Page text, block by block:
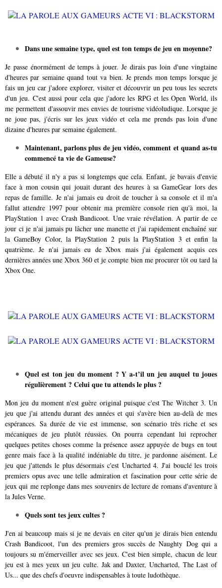
Dans une semaine type, quel est ton temps de jeu en moyenne?
Je passe énormément de temps à jouer. Je dirais pas loin d'une vingtaine
d'heures par semaine quand tout va bien. Je prends mon temps lorsque je
fais un jeu car j'adore explorer, visiter et découvrir un peu tous les secrets
d'un jeu. C'est aussi pour cela que j'adore les RPG et les Open World, ils
me permettent d'assouvir mes envies de tourisme vidéoludique. Lorsque je
ne joue pas, j'écris sur les jeux vidéo et cela me prends pas loin d'une
dizaine d'heures par semaine également.
Maintenant, parlons plus de jeu vidéo, comment et quand as-tu
commencé ta vie de Gameuse?
Elle a débuté il n'y a pas si longtemps que cela. Enfant, je bavais d'envie
face à mon cousin qui jouait durant des heures à sa GameGear lors des
repas de famille. Je n'ai jamais eu droit de toucher à sa console et il m'a
fallut attendre 1997 pour obtenir ma première console rien qu'à moi, la
PlayStation 1 avec Crash Bandicoot. Une vraie révélation. A partir de ce
jour ci je n'ai jamais pu lâcher une manette et j'ai rapidement enchaîné sur
la GameBoy Color, la PlayStation 2 puis la PlayStation 3 et enfin la
quatrième. Je n'ai jamais eu de Xbox mais j'ai également acquis ces
dernières années une Xbox 360 et je compte bien me procurer tôt ou tard la
Xbox One.
Quel est ton jeu du moment ? Y a-t’il un jeu auquel tu joues
régulièrement ? Celui que tu attends le plus ?
Mon jeu du moment n'est guère original puisque c'est The Witcher 3. Un
jeu que j'ai attendu durant des années et qui s'avère bien au-delà de mes
espérances. Sa durée de vie est immense, son scénario très riche et ses
mécaniques de jeu plutôt réussies. On pourra cependant lui reprocher
quelques petites choses comme la présence assez appuyée de bugs en tout
genre mais face à la qualité indéniable du titre, je pardonne aisément. Le
jeu que j'attends le plus désormais c'est Uncharted 4. J'ai bouclé les trois
premiers opus avec une telle admiration et fascination pour cette série de
jeux qui me replonge dans mes souvenirs de lecture de romans d'aventure à
la Jules Verne.
Quels sont tes jeux cultes ?
J'en ai beaucoup mais si je ne devais en citer qu'un je dirais bien entendu
Crash Bandicoot, l'un des premiers gros succès de Naughty Dog qui a
toujours su m'émerveiller avec ses jeux. C'est bien simple, chacun de leur
jeu est à mes yeux un jeu culte. Jak and Daxter, Uncharted, The Last of
Us... que des chefs d'oeuvre indispensables à toute ludothèque.